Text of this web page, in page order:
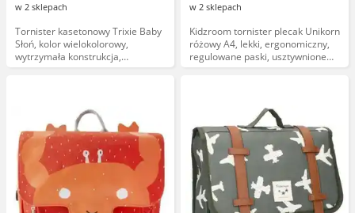
w 2 sklepach
Tornister kasetonowy Trixie Baby
Słoń, kolor wielokolorowy,
wytrzymała konstrukcja,
ergonomiczne uchwyty, lekki,
w 2 sklepach
Kidzroom tornister plecak Unikorn
różowy A4, lekki, ergonomiczny,
regulowane paski, usztywnione
dno, wodoodporna tkanina